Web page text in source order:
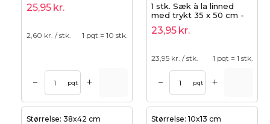
25,95 kr.
2,60 kr. / stk. 1 pqt = 10 stk.
– pqt +
1 stk. Sæk à la linned
med trykt 35 x 50 cm -
23,95 kr.
23,95 kr. / stk. 1 pqt = 1 stk.
– pqt +
Størrelse: 38x42 cm
Størrelse: 10x13 cm